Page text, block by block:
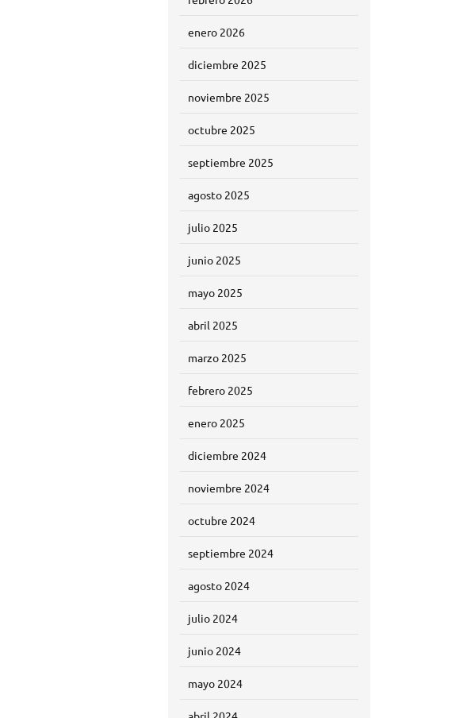
enero 2026
diciembre 2025
noviembre 2025
octubre 2025
septiembre 2025
agosto 2025
julio 2025
junio 2025
mayo 2025
abril 2025
marzo 2025
febrero 2025
enero 2025
diciembre 2024
noviembre 2024
octubre 2024
septiembre 2024
agosto 2024
julio 2024
junio 2024
mayo 2024